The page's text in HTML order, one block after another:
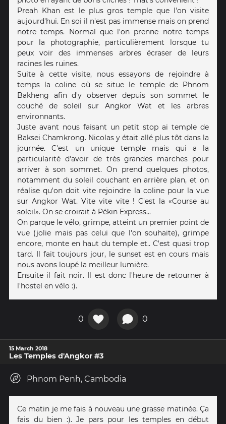
Preah Khan est le plus gros temple que l'on visite
aujourd'hui. En soi il n'est pas immense mais on prend
notre temps. Normal que l'on prenne notre temps
pour la photographie, particulièrement lorsque tu
peux voir des immenses arbres écraser de leurs
racines les ruines.
Suite à cette visite, nous essayons de rejoindre à
temps la coline où se situe le temple de Phnom
Bakheng afin d'y observer depuis son sommet le
couché de soleil sur Angkor Wat et les arbres
environnants.
Juste avant nous faisant un petit stop ai temple de
Baksei Chamkrong. Nicolas y était allé plus tôt dans la
journée. C'est un unique temple mais qui a la
particularité d'avoir de très grandes marches pour
arriver à son sommet. On prend quelques photos,
notamment du soleil couchant en arrière plan, et on
réalise qu'on doit vite rejoindre la coline pour la vue
sur Angkor Wat. Vite vite vite ! C'est la «Course au
soleil». On se croirait à Pékin Express...
On parque le vélo, grimpe, atteint un premier point de
vue (jolie mais pas celui que l'on souhaite), grimpe
encore, monte en haut du temple et.. C'est quasi trop
tard. Il fait toujours jour, le sunset est en cours mais
nous avons loupé la meilleur lumière.
Ensuite il fait noir. Il est donc l'heure de retourner à
l'hostel en vélo :).
0 0
15 March 2018
Les Temples d'Angkor #3
Phnom Penh, Cambodia
Ce matin je me fais à nouveau une grasse matinée. Ça
fais du bien :). Je pars pour les temples en début